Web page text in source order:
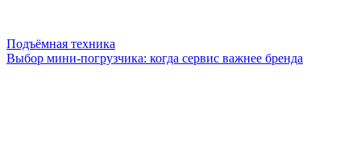
Подъёмная техника
Выбор мини-погрузчика: когда сервис важнее бренда